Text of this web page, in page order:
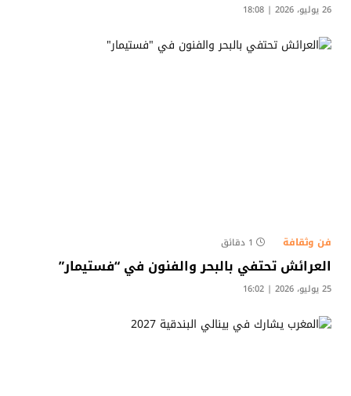
26 يوليو، 2026 | 18:08
فن وثقافة 1 دقائق
العرائش تحتفي بالبحر والفنون في “فستيمار”
25 يوليو، 2026 | 16:02